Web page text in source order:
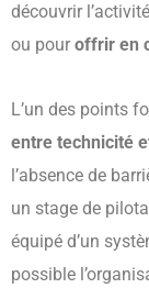
découvrir
ou pour offrir en
L’un des points
entre technicité
l’absence de
un stage de
équipé d’un
possible